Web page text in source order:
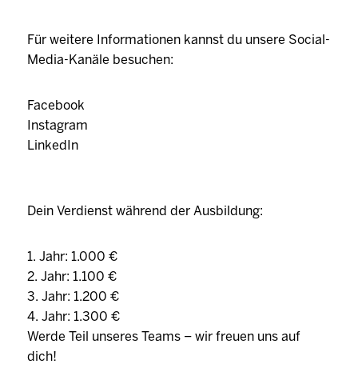
Für weitere Informationen kannst du unsere Social-
Media-Kanäle besuchen:
Facebook
Instagram
LinkedIn
Dein Verdienst während der Ausbildung:
1. Jahr: 1.000 €
2. Jahr: 1.100 €
3. Jahr: 1.200 €
4. Jahr: 1.300 €
Werde Teil unseres Teams – wir freuen uns auf
dich!